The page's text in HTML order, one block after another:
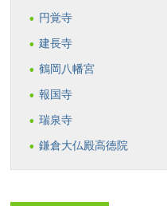
円覚寺
建長寺
鶴岡八幡宮
報国寺
瑞泉寺
鎌倉大仏殿高徳院